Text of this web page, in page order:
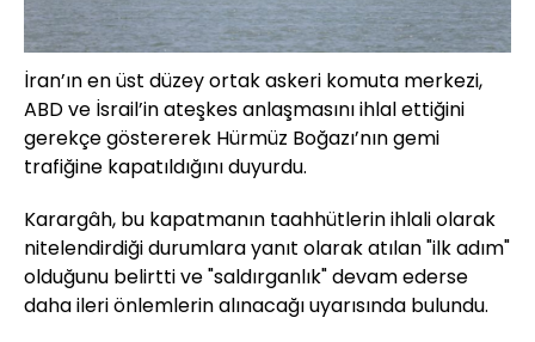
İran’ın en üst düzey ortak askeri komuta merkezi,
ABD ve İsrail’in ateşkes anlaşmasını ihlal ettiğini
gerekçe göstererek Hürmüz Boğazı’nın gemi
trafiğine kapatıldığını duyurdu.
Karargâh, bu kapatmanın taahhütlerin ihlali olarak
nitelendirdiği durumlara yanıt olarak atılan "ilk adım"
olduğunu belirtti ve "saldırganlık" devam ederse
daha ileri önlemlerin alınacağı uyarısında bulundu.